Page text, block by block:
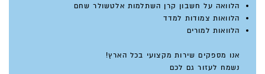
הלוואה על חשבון קרן השתלמות אלטשולר שחם
הלוואות צמודות למדד
הלוואות למורים
אנו מספקים שירות מקצועי בכל הארץ!
נשמח לעזור גם לכם